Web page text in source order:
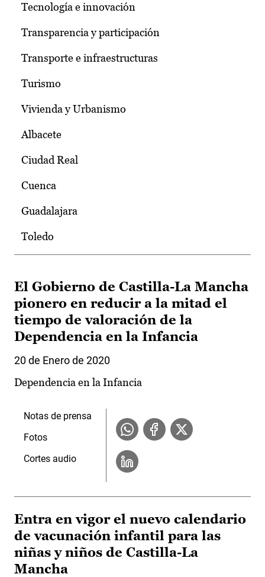
Tecnología e innovación
Transparencia y participación
Transporte e infraestructuras
Turismo
Vivienda y Urbanismo
Albacete
Ciudad Real
Cuenca
Guadalajara
Toledo
El Gobierno de Castilla-La Mancha
pionero en reducir a la mitad el
tiempo de valoración de la
Dependencia en la Infancia
20 de Enero de 2020
Dependencia en la Infancia
Notas de prensa
Fotos
Cortes audio
Entra en vigor el nuevo calendario
de vacunación infantil para las
niñas y niños de Castilla-La
Mancha